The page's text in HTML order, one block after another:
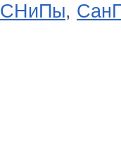
СНиПы,